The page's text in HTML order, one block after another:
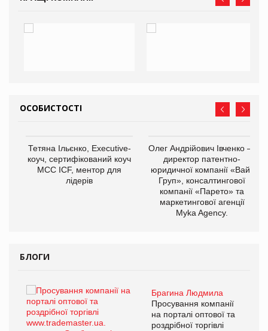
ОСОБИСТОСТІ
Тетяна Ільєнко, Executive-
коуч, сертифікований коуч
МСС ICF, ментор для
лідерів
Олег Андрійович Івченко —
директор патентно-
юридичної компанії «Вайз
Груп», консалтингової
компанії «Парето» та
маркетингової агенції
Myka Agency.
БЛОГИ
Брагина Людмила
Просування компанії
на порталі оптової та
роздрібної торгівлі